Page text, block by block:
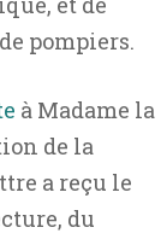
pompiers.
à Madame la
de la
a reçu le
du